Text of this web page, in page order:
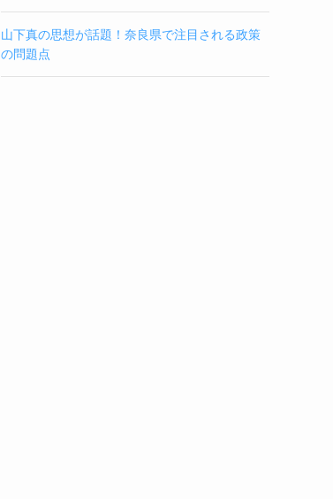
山下真の思想が話題！奈良県で注目される政策
の問題点